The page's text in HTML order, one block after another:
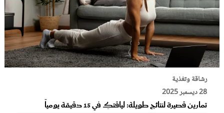
رشاقة وتغذية
28 ديسمبر 2025
تمارين قصيرة لنتائج طويلة: لياقتكِ في 15 دقيقة يومياً